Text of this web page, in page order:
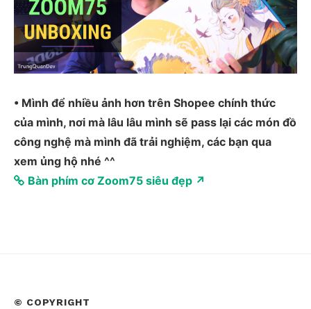
• Mình để nhiều ảnh hơn trên Shopee chính thức
của mình, nơi mà lâu lâu mình sẽ pass lại các món đồ
công nghệ mà mình đã trải nghiệm, các bạn qua
xem ủng hộ nhé ^^
Bàn phím cơ Zoom75 siêu đẹp ↗
© COPYRIGHT